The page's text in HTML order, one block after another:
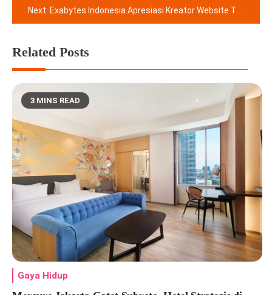
Next: Exabytes Indonesia Apresiasi Kreator Website Terbaik Lewat Indonesia Website Awards 2026
Related Posts
3 MINS READ
Gaya Hidup